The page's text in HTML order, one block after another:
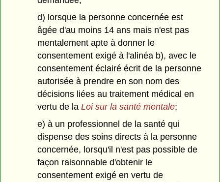
d) lorsque la personne concernée est
âgée d'au moins 14 ans mais n'est pas
mentalement apte à donner le
consentement exigé à l'alinéa b), avec le
consentement éclairé écrit de la personne
autorisée à prendre en son nom des
décisions liées au traitement médical en
vertu de laLoi sur la santé mentale;
e) à un professionnel de la santé qui
dispense des soins directs à la personne
concernée, lorsqu'il n'est pas possible de
façon raisonnable d'obtenir le
consentement exigé en vertu de